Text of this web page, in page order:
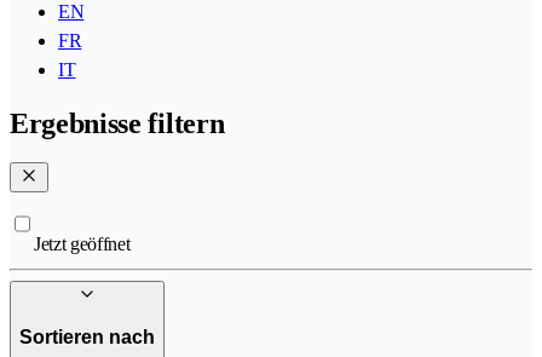
EN
FR
IT
Ergebnisse filtern
Jetzt geöffnet
Sortieren nach